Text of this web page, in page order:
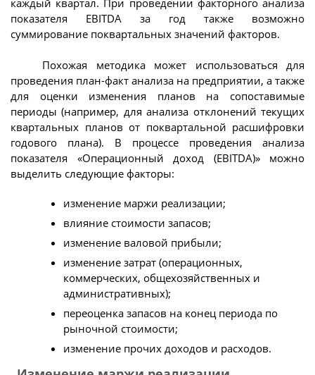
показателя EBITDA за год также возможно
суммирование поквартальных значений факторов.
Похожая методика может использоваться для
проведения план-факт анализа на предприятии, а также
для оценки изменения планов на сопоставимые
периоды (например, для анализа отклонений текущих
квартальных планов от поквартальной расшифровки
годового плана). В процессе проведения анализа
показателя «Операционный доход (EBITDA)» можно
выделить следующие факторы:
изменение маржи реализации;
влияние стоимости запасов;
изменение валовой прибыли;
изменение затрат (операционных,
коммерческих, общехозяйственных и
административных);
переоценка запасов на конец периода по
рыночной стоимости;
изменение прочих доходов и расходов.